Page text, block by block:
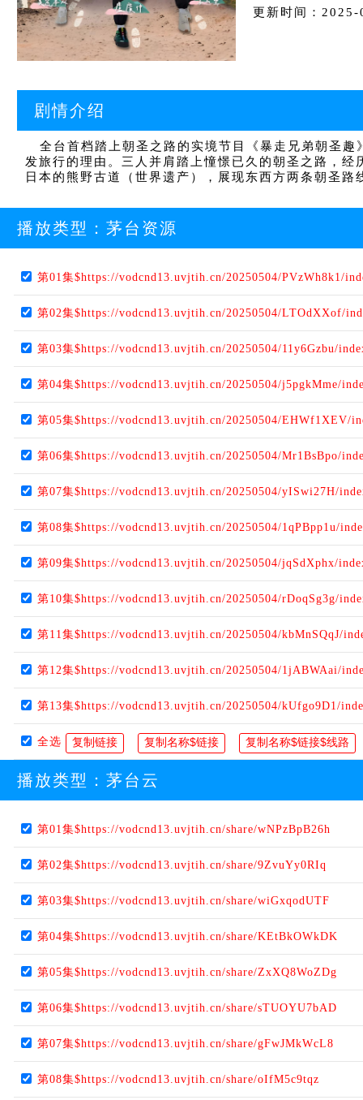
更新时间：
剧情介绍
全台首档踏上朝圣之路的实境节目《暴走兄弟朝圣趣
发旅行的理由。三人并肩踏上憧憬已久的朝圣之路，
日本的熊野古道（世界遗产），展现东西方两条朝圣路
播放类型： 茅台资源
第01集$https://vodcnd13.uvjtih.cn/20250504/PVzWh8k1/
第02集$https://vodcnd13.uvjtih.cn/20250504/LTOdXXof/
第03集$https://vodcnd13.uvjtih.cn/20250504/11y6Gzbu/
第04集$https://vodcnd13.uvjtih.cn/20250504/j5pgkMme/
第05集$https://vodcnd13.uvjtih.cn/20250504/EHWf1XEV/
第06集$https://vodcnd13.uvjtih.cn/20250504/Mr1BsBpo/
第07集$https://vodcnd13.uvjtih.cn/20250504/yISwi27H/
第08集$https://vodcnd13.uvjtih.cn/20250504/1qPBpp1u/
第09集$https://vodcnd13.uvjtih.cn/20250504/jqSdXphx/
第10集$https://vodcnd13.uvjtih.cn/20250504/rDoqSg3g/
第11集$https://vodcnd13.uvjtih.cn/20250504/kbMnSQqJ/
第12集$https://vodcnd13.uvjtih.cn/20250504/1jABWAai/
第13集$https://vodcnd13.uvjtih.cn/20250504/kUfgo9D1/
全选
播放类型： 茅台云
第01集$https://vodcnd13.uvjtih.cn/share/wNPzBpB26h
第02集$https://vodcnd13.uvjtih.cn/share/9ZvuYy0RIq
第03集$https://vodcnd13.uvjtih.cn/share/wiGxqodUTF
第04集$https://vodcnd13.uvjtih.cn/share/KEtBkOWkDK
第05集$https://vodcnd13.uvjtih.cn/share/ZxXQ8WoZDg
第06集$https://vodcnd13.uvjtih.cn/share/sTUOYU7bAD
第07集$https://vodcnd13.uvjtih.cn/share/gFwJMkWcL8
第08集$https://vodcnd13.uvjtih.cn/share/oIfM5c9tqz